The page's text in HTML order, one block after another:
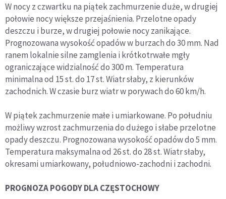
W nocy z czwartku na piątek zachmurzenie duże, w drugiej
połowie nocy większe przejaśnienia. Przelotne opady
deszczu i burze, w drugiej połowie nocy zanikające.
Prognozowana wysokość opadów w burzach do 30 mm. Nad
ranem lokalnie silne zamglenia i krótkotrwałe mgły
ograniczające widzialność do 300 m. Temperatura
minimalna od 15 st. do 17 st. Wiatr słaby, z kierunków
zachodnich. W czasie burz wiatr w porywach do 60 km/h.
W piątek zachmurzenie małe i umiarkowane. Po południu
możliwy wzrost zachmurzenia do dużego i słabe przelotne
opady deszczu. Prognozowana wysokość opadów do 5 mm.
Temperatura maksymalna od 26 st. do 28 st. Wiatr słaby,
okresami umiarkowany, południowo-zachodni i zachodni.
PROGNOZA POGODY DLA CZĘSTOCHOWY